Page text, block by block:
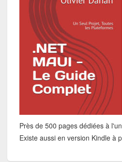
Près de 500 pages dédiées à
Existe aussi en version Kindle à